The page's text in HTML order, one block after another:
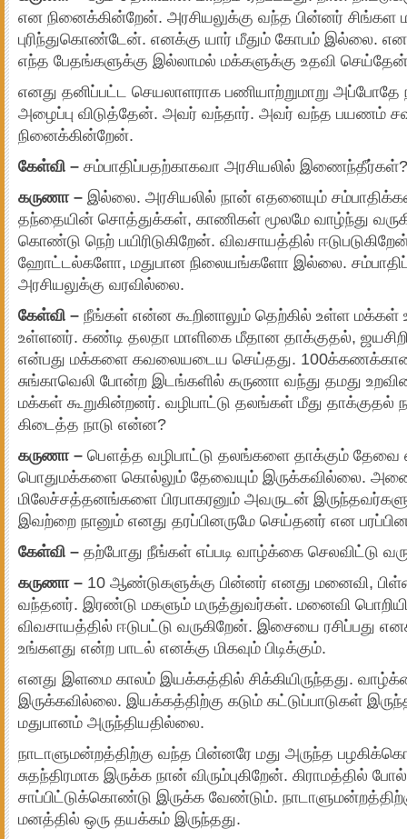
என நினைக்கின்றேன். அரசியலுக்கு வந்த பின்னர்
புரிந்துகொண்டேன். எனக்கு யார் மீதும் கோபம் இல்லை.
எந்த பேதங்களுக்கு இல்லாமல் மக்களுக்கு உதவி
எனது தனிப்பட்ட செயலாளராக பணியாற்றுமாறு அப்போதே
அழைப்பு விடுத்தேன். அவர் வந்தார். அவர் வந்த பயணம்
நினைக்கின்றேன்.
கேள்வி – சம்பாதிப்பதற்காகவா அரசியலில்
கருணா – இல்லை. அரசியலில் நான் எதனையும்
தந்தையின் சொத்துக்கள், காணிகள் மூலமே வாழ்ந்து
கொண்டு நெற் பயிரிடுகிறேன். விவசாயத்தில்
ஹோட்டல்களோ, மதுபான நிலையங்களோ இல்லை.
அரசியலுக்கு வரவில்லை.
கேள்வி – நீங்கள் என்ன கூறினாலும் தெற்கில் உள்ள மக்கள்
உள்ளனர். கண்டி தலதா மாளிகை மீதான தாக்குதல்,
என்பது மக்களை கவலையடைய செய்தது. 100க்கணக்கான
சுங்காவெலி போன்ற இடங்களில் கருணா வந்து தமது
மக்கள் கூறுகின்றனர். வழிபாட்டு தலங்கள் மீது
கிடைத்த நாடு என்ன?
கருணா – பௌத்த வழிபாட்டு தலங்களை தாக்கும் தேவை
பொதுமக்களை கொல்லும் தேவையும் இருக்கவில்லை.
மிலேச்சத்தனங்களை பிரபாகரனும் அவருடன்
இவற்றை நானும் எனது தரப்பினருமே செய்தனர் என
கேள்வி – தற்போது நீங்கள் எப்படி வாழ்க்கை செலவிட்டு
கருணா – 10 ஆண்டுகளுக்கு பின்னர் எனது மனைவி,
வந்தனர். இரண்டு மகளும் மருத்துவர்கள். மனைவி
விவசாயத்தில் ஈடுபட்டு வருகிறேன். இசையை ரசிப்பது
உங்களது என்ற பாடல் எனக்கு மிகவும் பிடிக்கும்.
எனது இளமை காலம் இயக்கத்தில் சிக்கியிருந்தது.
இருக்கவில்லை. இயக்கத்திற்கு கடும் கட்டுப்பாடுகள்
மதுபானம் அருந்தியதில்லை.
நாடாளுமன்றத்திற்கு வந்த பின்னரே மது அருந்த
சுதந்திரமாக இருக்க நான் விரும்புகிறேன். கிராமத்தில்
சாப்பிட்டுக்கொண்டு இருக்க வேண்டும்.
மனத்தில் ஒரு தயக்கம் இருந்தது.